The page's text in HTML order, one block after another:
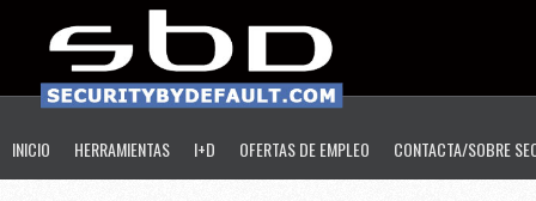
INICIO HERRAMIENTAS I+D OFERTAS DE EMPLEO CONTACTA/SOBRE